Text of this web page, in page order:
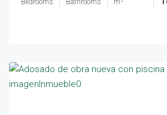
Bedrooms Bathrooms m²